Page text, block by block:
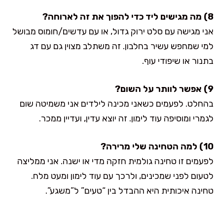
8) מה מגישים ליד כדי להפוך את זה לארוחה?
אני מגישה עם סלט ירוק גדול, או עם עדשים/חומוס מבושל
למי שמחפש עשיר בחלבון. זה משתלב מצוין גם עם דג
בתנור או שיפודי עוף.
9) אפשר לוותר על השום?
בהחלט. לפעמים כשאני מכינה לילדים אני משמיטה שום
לגמרי ומוסיפה עוד לימון. זה יוצא עדין, ועדיין ממכר.
10) למה הטחינה שלי מרירה?
לפעמים זו טחינה גולמית חזקה מדי או ישנה. אני ממליצה
לטעום לפני שמכינים, ולרכך עם עוד לימון ומעט מלח.
טחינה איכותית היא ההבדל בין “טעים” ל”משגע”.